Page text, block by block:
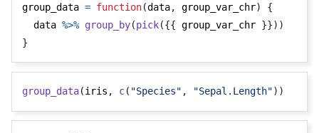
group_data = function(data, group_var_chr)
{
  data
%>% group_by(pick({{ group_var_chr }}))
}
group_data(iris , c( "Species" , "Sepal.Length"))